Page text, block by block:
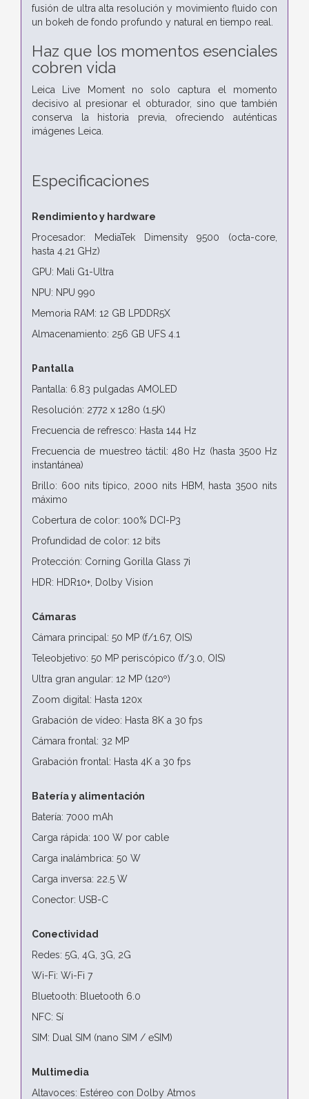
fusión de ultra alta resolución y movimiento fluido con
un bokeh de fondo profundo y natural en tiempo real.
Haz que los momentos esenciales
cobren vida
Leica Live Moment no solo captura el momento
decisivo al presionar el obturador, sino que también
conserva la historia previa, ofreciendo auténticas
imágenes Leica.
Especificaciones
Rendimiento y hardware
Procesador: MediaTek Dimensity 9500 (octa-core,
hasta 4.21 GHz)
GPU: Mali G1-Ultra
NPU: NPU 990
Memoria RAM: 12 GB LPDDR5X
Almacenamiento: 256 GB UFS 4.1
Pantalla
Pantalla: 6.83 pulgadas AMOLED
Resolución: 2772 x 1280 (1.5K)
Frecuencia de refresco: Hasta 144 Hz
Frecuencia de muestreo táctil: 480 Hz (hasta 3500 Hz
instantánea)
Brillo: 600 nits típico, 2000 nits HBM, hasta 3500 nits
máximo
Cobertura de color: 100% DCI-P3
Profundidad de color: 12 bits
Protección: Corning Gorilla Glass 7i
HDR: HDR10+, Dolby Vision
Cámaras
Cámara principal: 50 MP (f/1.67, OIS)
Teleobjetivo: 50 MP periscópico (f/3.0, OIS)
Ultra gran angular: 12 MP (120º)
Zoom digital: Hasta 120x
Grabación de vídeo: Hasta 8K a 30 fps
Cámara frontal: 32 MP
Grabación frontal: Hasta 4K a 30 fps
Batería y alimentación
Batería: 7000 mAh
Carga rápida: 100 W por cable
Carga inalámbrica: 50 W
Carga inversa: 22.5 W
Conector: USB-C
Conectividad
Redes: 5G, 4G, 3G, 2G
Wi-Fi: Wi-Fi 7
Bluetooth: Bluetooth 6.0
NFC: Sí
SIM: Dual SIM (nano SIM / eSIM)
Multimedia
Altavoces: Estéreo con Dolby Atmos